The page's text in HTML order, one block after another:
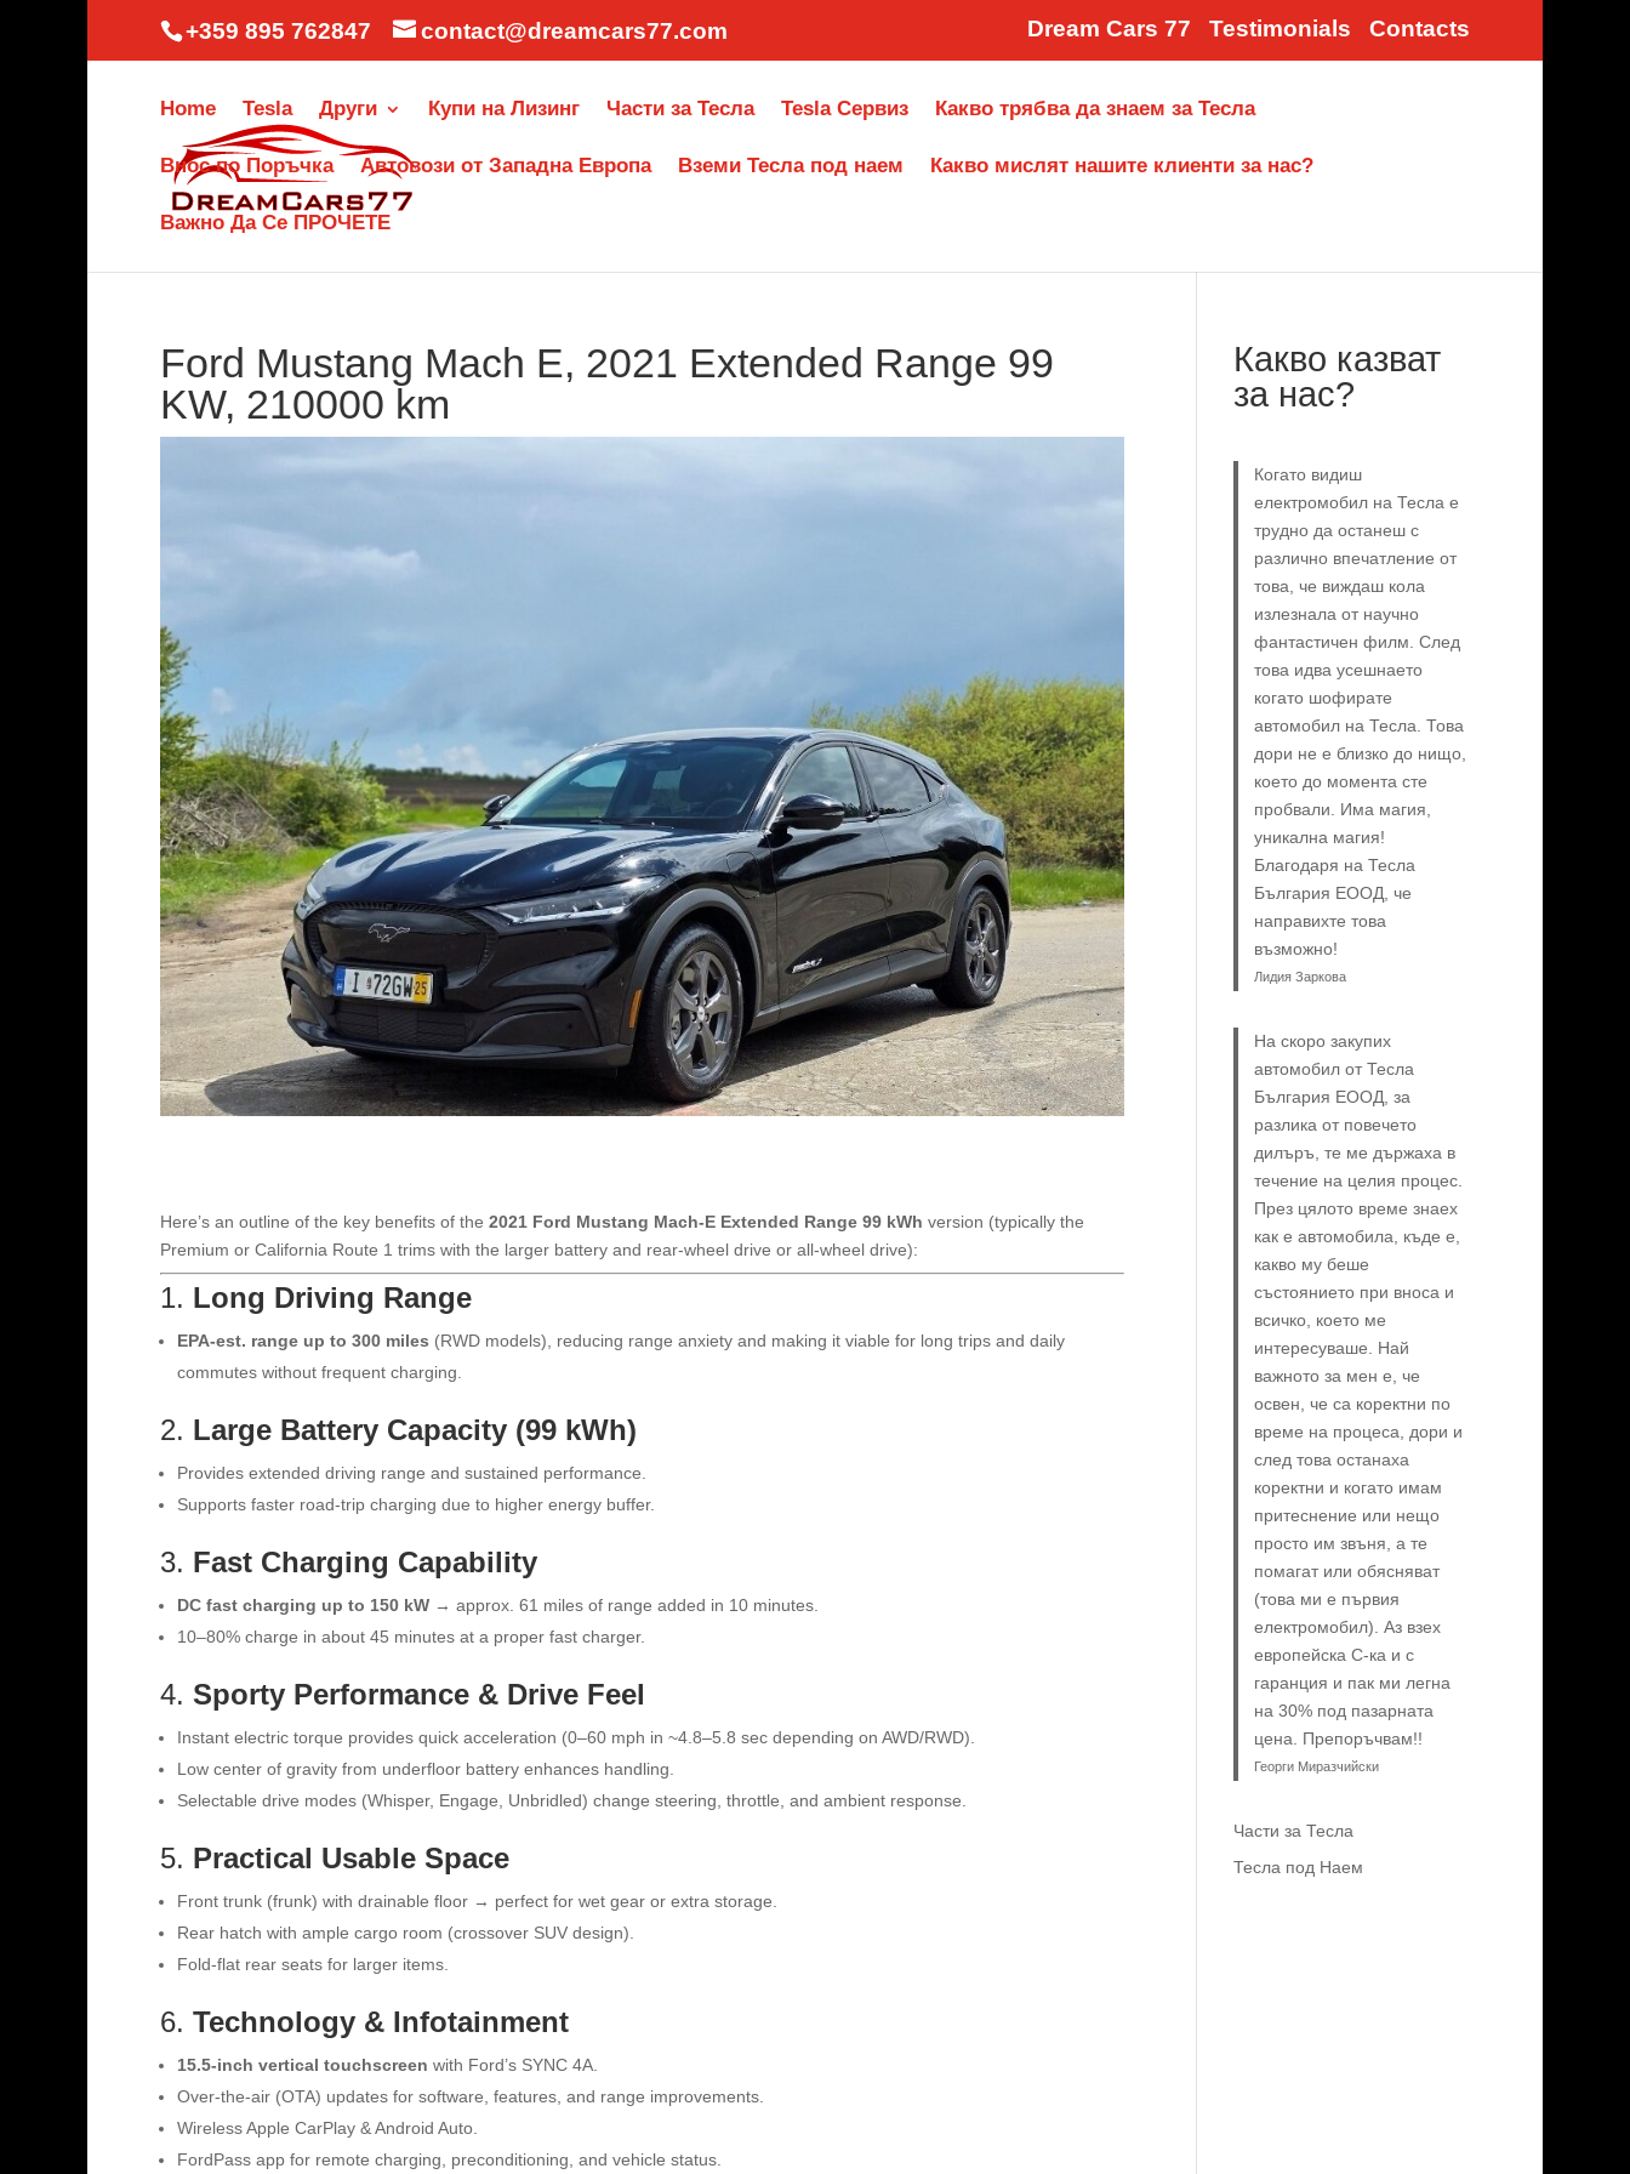
+359 895 762847 contact@dreamcars77.com Dream Cars 77 Testimonials Contacts
Home Tesla Други Купи на Лизинг Части за Тесла Tesla Сервиз Какво трябва да знаем за Тесла
Внос по Поръчка Автовози от Западна Европа Вземи Тесла под наем Какво мислят нашите клиенти за нас?
Важно Да Се ПРОЧЕТЕ
Ford Mustang Mach E, 2021 Extended Range 99
KW, 210000 km
Here’s an outline of the key benefits of the 2021 Ford Mustang Mach-E Extended Range 99 kWh version (typically the
Premium or California Route 1 trims with the larger battery and rear-wheel drive or all-wheel drive):
1. Long Driving Range
EPA-est. range up to 300 miles (RWD models), reducing range anxiety and making it viable for long trips and daily
commutes without frequent charging.
2. Large Battery Capacity (99 kWh)
Provides extended driving range and sustained performance.
Supports faster road-trip charging due to higher energy buffer.
3. Fast Charging Capability
DC fast charging up to 150 kW → approx. 61 miles of range added in 10 minutes.
10–80% charge in about 45 minutes at a proper fast charger.
4. Sporty Performance & Drive Feel
Instant electric torque provides quick acceleration (0–60 mph in ~4.8–5.8 sec depending on AWD/RWD).
Low center of gravity from underfloor battery enhances handling.
Selectable drive modes (Whisper, Engage, Unbridled) change steering, throttle, and ambient response.
5. Practical Usable Space
Front trunk (frunk) with drainable floor → perfect for wet gear or extra storage.
Rear hatch with ample cargo room (crossover SUV design).
Fold-flat rear seats for larger items.
6. Technology & Infotainment
15.5-inch vertical touchscreen with Ford’s SYNC 4A.
Over-the-air (OTA) updates for software, features, and range improvements.
Wireless Apple CarPlay & Android Auto.
FordPass app for remote charging, preconditioning, and vehicle status.
Какво казват
за нас?
Когато видиш
електромобил на Тесла е
трудно да останеш с
различно впечатление от
това, че виждаш кола
излезнала от научно
фантастичен филм. След
това идва усешнаето
когато шофирате
автомобил на Тесла. Това
дори не е близко до нищо,
което до момента сте
пробвали. Има магия,
уникална магия!
Благодаря на Тесла
България ЕООД, че
направихте това
възможно!
Лидия Заркова
На скоро закупих
автомобил от Тесла
България ЕООД, за
разлика от повечето
дилъръ, те ме държаха в
течение на целия процес.
През цялото време знаех
как е автомобила, къде е,
какво му беше
състоянието при вноса и
всичко, което ме
интересуваше. Най
важното за мен е, че
освен, че са коректни по
време на процеса, дори и
след това останаха
коректни и когато имам
притеснение или нещо
просто им звъня, а те
помагат или обясняват
(това ми е първия
електромобил). Аз взех
европейска C-ка и с
гаранция и пак ми легна
на 30% под пазарната
цена. Препоръчвам!!
Георги Миразчийски
Части за Тесла
Тесла под Наем